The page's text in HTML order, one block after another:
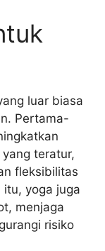
luar biasa
Pertama-
teratur,
fleksibilitas
yoga juga
menjaga
risiko